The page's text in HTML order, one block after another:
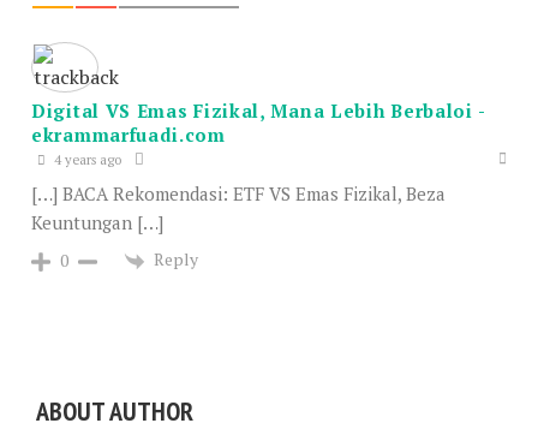
Digital VS Emas Fizikal, Mana Lebih Berbaloi -
ekrammarfuadi.com
4 years ago
[…] BACA Rekomendasi: ETF VS Emas Fizikal, Beza
Keuntungan […]
0 Reply
ABOUT AUTHOR